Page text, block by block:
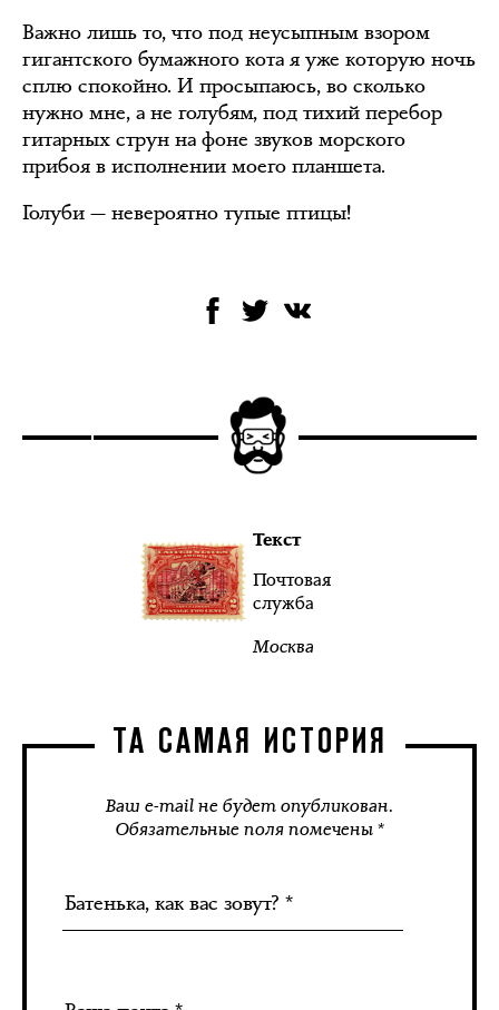
Важно лишь то, что под неусыпным взором
гигантского бумажного кота я уже которую ночь
сплю спокойно. И просыпаюсь, во сколько
нужно мне, а не голубям, под тихий перебор
гитарных струн на фоне звуков морского
прибоя в исполнении моего планшета.
Голуби — невероятно тупые птицы!
Текст
Почтовая
служба
Москва
ТА САМАЯ ИСТОРИЯ
Ваш e-mail не будет опубликован.
Обязательные поля помечены *